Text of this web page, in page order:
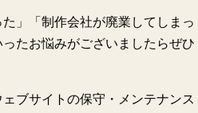
」「制作会社が廃業してしまっ
たお悩みがございましたらぜひ
ブサイトの保守・メンテナンス